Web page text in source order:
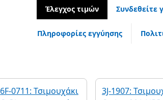
Έλεγχος τιμών Συνδεθείτε
Πληροφορίες εγγύησης
6F-0711: Τσιμουχάκι
3J-1907: